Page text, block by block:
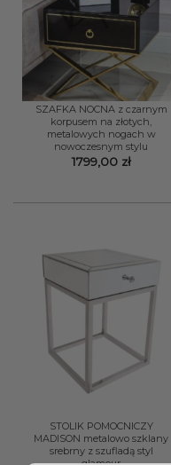
SZAFKA NOCNA z czarnym
korpusem na złotych,
metalowych nogach w
nowoczesnym stylu
1799,00 zł
STOLIK POMOCNICZY
MADISON metalowo szklany
srebrny z szufladą styl